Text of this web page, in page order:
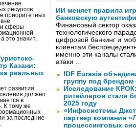
ресурсов
приоритетных
и сферы
это значит,
Казани:
реальных
развития
должно
в
К тому же
за последние
ИИ меняет правила
банковскую
Финансовый сектор
технологического
цифровой банкинг и
клиентам
именно эти каналы
атаки …
IDF Eurasia
группу под
Исследование
ритейлеров стали
2025 году
«Инфосистемы
партнер компании
процессинговых